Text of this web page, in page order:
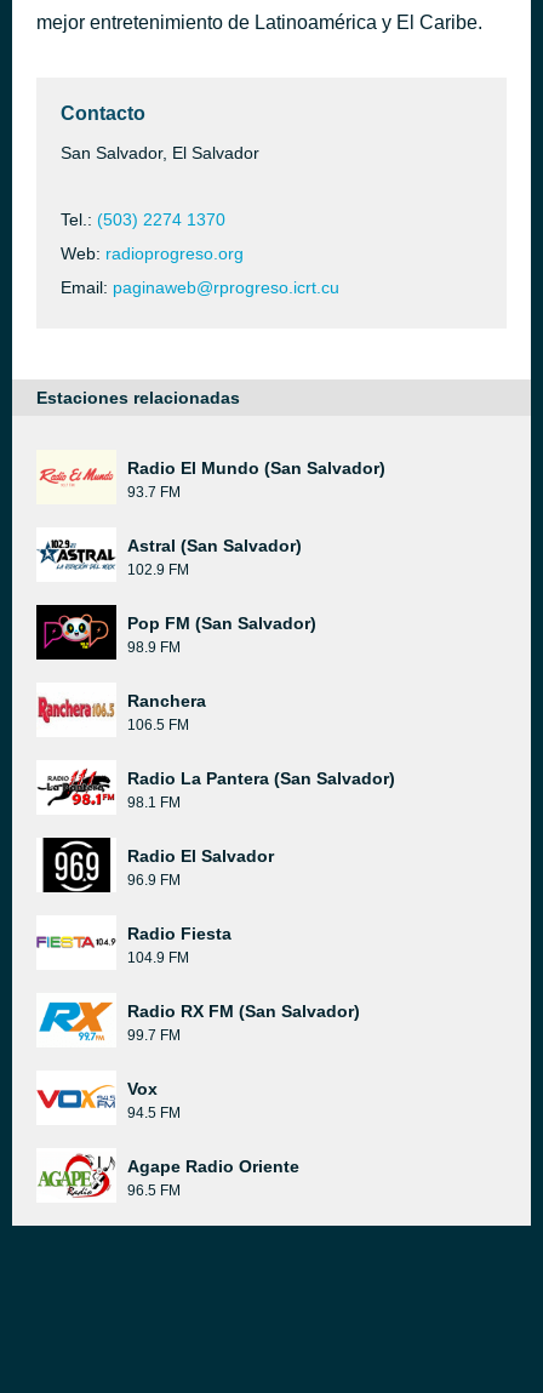
mejor entretenimiento de Latinoamérica y El Caribe.
Contacto
San Salvador, El Salvador
Tel.: (503) 2274 1370
Web: radioprogreso.org
Email: paginaweb@rprogreso.icrt.cu
Estaciones relacionadas
Radio El Mundo (San Salvador)
93.7 FM
Astral (San Salvador)
102.9 FM
Pop FM (San Salvador)
98.9 FM
Ranchera
106.5 FM
Radio La Pantera (San Salvador)
98.1 FM
Radio El Salvador
96.9 FM
Radio Fiesta
104.9 FM
Radio RX FM (San Salvador)
99.7 FM
Vox
94.5 FM
Agape Radio Oriente
96.5 FM